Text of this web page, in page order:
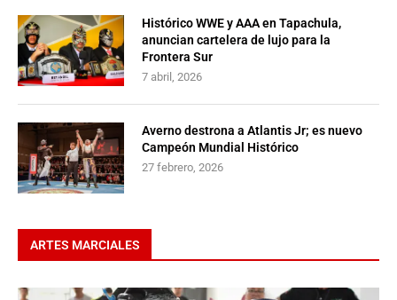
Histórico WWE y AAA en Tapachula,
anuncian cartelera de lujo para la
Frontera Sur
7 abril, 2026
Averno destrona a Atlantis Jr; es nuevo
Campeón Mundial Histórico
27 febrero, 2026
ARTES MARCIALES